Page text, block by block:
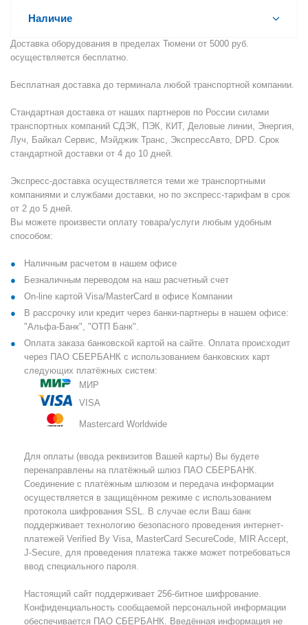
Наличие
Доставка оборудования в пределах Тюмени от 5000 руб.
осуществляется бесплатно.
Бесплатная доставка до терминала любой транспортной компании.
Стандартная доставка от наших партнеров по России силами
транспортных компаний СДЭК, ПЭК, КИТ, Деловые линии, Энергия,
Луч, Байкал Сервис, Мэйджик Транс, ЭкспрессАвто, DPD. Срок
стандартной доставки от 4 до 10 дней.
Экспресс-доставка осуществляется теми же транспортными
компаниями и службами доставки, но по экспресс-тарифам в срок
от 2 до 5 дней.
Вы можете произвести оплату товара/услуги любым удобным
способом:
Наличным расчетом в нашем офисе
Безналичным переводом на наш расчетный счет
On-line картой Visa/MasterCard в офисе Компании
В рассрочку или кредит через банки-партнеры в нашем офисе:
"Альфа-Банк", "ОТП Банк".
Оплата заказа банковской картой на сайте. Оплата происходит
через ПАО СБЕРБАНК с использованием банковских карт
следующих платёжных систем:
МИР
VISA
Mastercard Worldwide
Для оплаты (ввода реквизитов Вашей карты) Вы будете
перенаправлены на платёжный шлюз ПАО СБЕРБАНК.
Соединение с платёжным шлюзом и передача информации
осуществляется в защищённом режиме с использованием
протокола шифрования SSL. В случае если Ваш банк
поддерживает технологию безопасного проведения интернет-
платежей Verified By Visa, MasterCard SecureCode, MIR Accept,
J-Secure, для проведения платежа также может потребоваться
ввод специального пароля.
Настоящий сайт поддерживает 256-битное шифрование.
Конфиденциальность сообщаемой персональной информации
обеспечивается ПАО СБЕРБАНК. Введённая информация не